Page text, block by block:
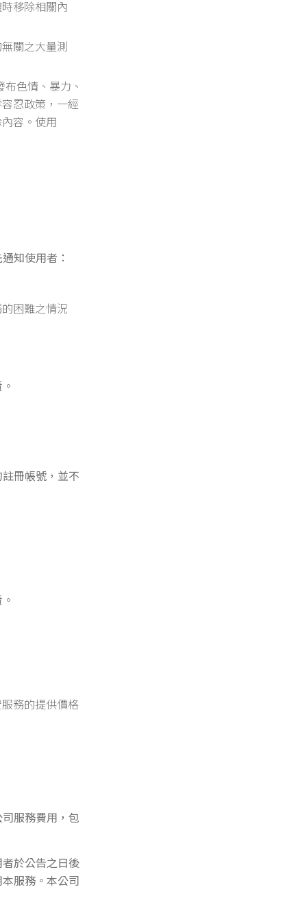
移除相關內
關之大量測
色情、暴力、
忍政策，一經
容。使用
知使用者：
困難之情況
冊帳號，並不
務的提供價格
服務費用，包
於公告之日後
服務。本公司